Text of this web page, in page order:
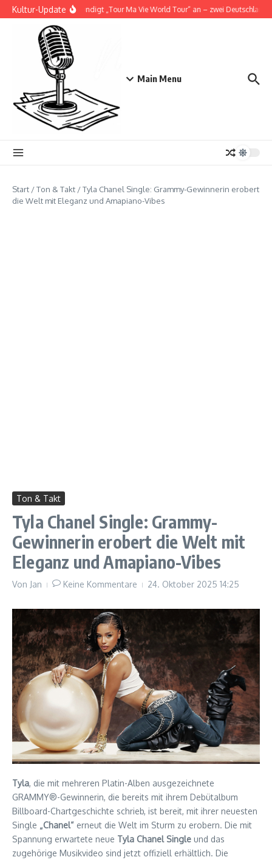
Zum Inhalt springen
Kultur-UpdateDoja Cat kündigt „Tour Ma Vie World Tour“ an – zwei
Main Menu
Start /Ton & Takt /Tyla Chanel Single: Grammy-Gewinnerin erobert
die Welt mit Eleganz und Amapiano-Vibes
Ton & Takt
Tyla Chanel Single: Grammy-
Gewinnerin erobert die Welt mit
Eleganz und Amapiano-Vibes
Von Jan Keine Kommentare 24. Oktober 2025 14:25
Tyla, die mit mehreren Platin-Alben ausgezeichnete
GRAMMY®-Gewinnerin, die bereits mit ihrem Debütalbum
Billboard-Chartgeschichte schrieb, ist bereit, mit ihrer neuesten
Single „Chanel“ erneut die Welt im Sturm zu erobern. Die mit
Spannung erwartete neue Tyla Chanel Single und das
zugehörige Musikvideo sind jetzt offiziell erhältlich. Die